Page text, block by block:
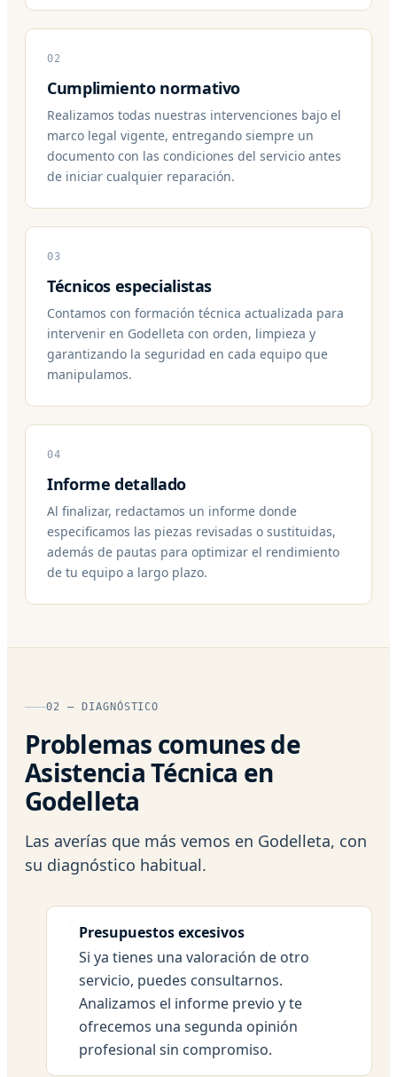
02
Cumplimiento normativo
Realizamos todas nuestras intervenciones bajo el
marco legal vigente, entregando siempre un
documento con las condiciones del servicio antes
de iniciar cualquier reparación.
03
Técnicos especialistas
Contamos con formación técnica actualizada para
intervenir en Godelleta con orden, limpieza y
garantizando la seguridad en cada equipo que
manipulamos.
04
Informe detallado
Al finalizar, redactamos un informe donde
especificamos las piezas revisadas o sustituidas,
además de pautas para optimizar el rendimiento
de tu equipo a largo plazo.
02 — DIAGNÓSTICO
Problemas comunes de
Asistencia Técnica en
Godelleta
Las averías que más vemos en Godelleta, con
su diagnóstico habitual.
Presupuestos excesivos
Si ya tienes una valoración de otro
servicio, puedes consultarnos.
Analizamos el informe previo y te
ofrecemos una segunda opinión
profesional sin compromiso.